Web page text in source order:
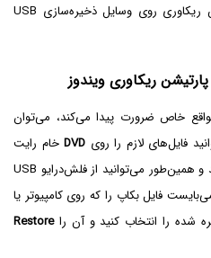
در این مقاله به روش ایجاد پارتیشن ریکاوری روی وسایل ذخیره‌سازی USB
ریکاوری ویندوز
فایل‌های لازم را روی DVD خام رایت
کنید و همین‌طور می‌توانید از فلش‌درایو USB
فایل بکاپ را که روی کامپیوتر یا
شده را انتخاب کنید و آن راRestore